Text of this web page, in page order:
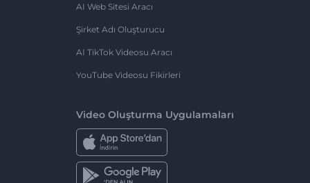
AI Web Sitesi Aracı
Şirket Adı Oluşturucu
AI TikTok Videosu Aracı
YouTube Videosu Fikirleri
Video Oluşturma Uygulamaları